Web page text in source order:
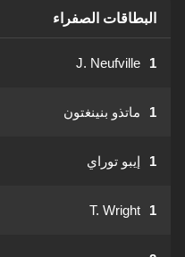
البطاقات الصفراء
1
J. Neufville
1 ماتذو بنينغتون
1 إيبو توراي
1
T. Wright